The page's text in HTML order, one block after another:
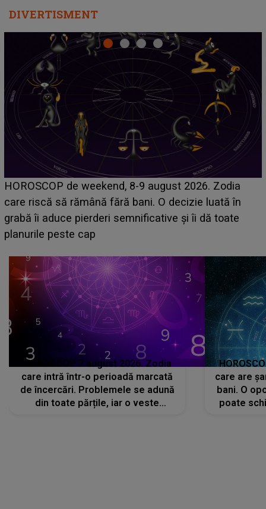
DIVERTISMENT
Emanuel a ținut ACEST DETALIU ASCUNS până
acum! În fața Alexandrei, concurentul din Casa Iubirii
face o MĂRTURISIRE NEAȘTEPTATĂ despre mama
sa: "I-am spus și ei în față, eu nu te iubesc pentru
HOROSCOP 7 august 2026. Zodia
care intră într-o perioadă marcată
de încercări. Problemele se adună
din toate părțile, iar o veste
care are
bani. O
poate